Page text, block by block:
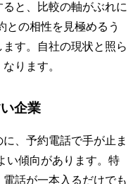
と、比較の軸がぶれに
との相性を見極めるう
す。自社の現状と照ら
ります。
企業
、予約電話で手が止ま
い傾向があります。特
話が一本入るだけでも